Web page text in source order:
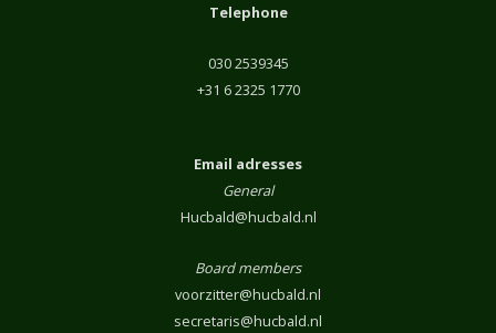
Telephone
030 2539345
+31 6 2325 1770
Email adresses
General
Hucbald@hucbald.nl
Board members
voorzitter@hucbald.nl
secretaris@hucbald.nl